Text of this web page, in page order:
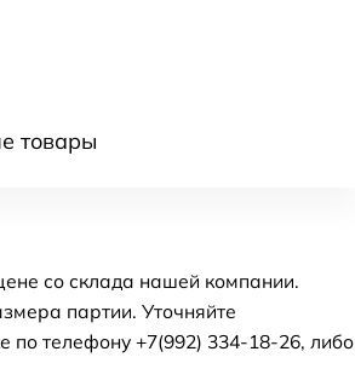
товары
со склада нашей компании.
партии. Уточняйте
телефону +7(992) 334-18-26, либо